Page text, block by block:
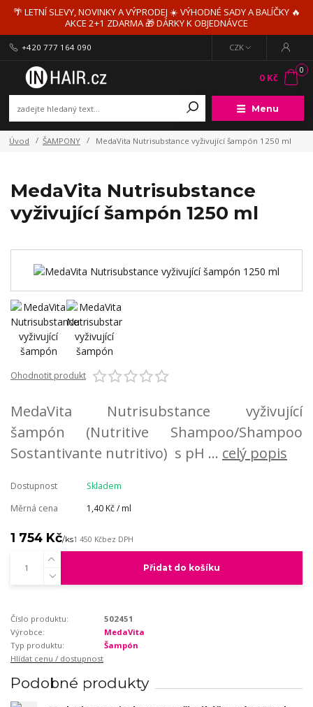
🌴 LETNÍ SLEVY, NOVINKY A VÝPRODEJ ☀️ VÝHODNÉ SADY A BALÍČKY 🔥
AKCE 2+1 ZDARMA 🎁 DÁRKY K OBJEDNÁVCE
Menu
CZK
+420 777 164 090
0
0 Kč
Úvod ŠAMPONY MedaVita Nutrisubstance vyživující šampón 1250 ml
MedaVita Nutrisubstance
vyživující šampón 1250 ml
Ohodnotit produkt
MedaVita Nutrisubstance vyživující
šampón (Nutritive Shampoo/Shampoo
Sostantivante nutritivo) s pH ... celý popis
Dostupnost
Skladem
Měrná cena
1,40 Kč / ml
1 754 Kč/ks1 450 Kčbez DPH
Přidat do košíku
Číslo produktu:
502451
Výrobce:
MedaVita
Typ produktu:
Šampón
Hlídat cenu / dostupnost
Podobné produkty